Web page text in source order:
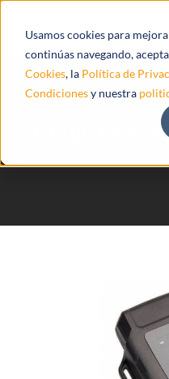
Usamos cookies para
continúas navegando,
Cookies, la Política de
Condicionesy nuestra
ET100